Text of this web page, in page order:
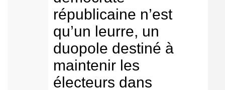
républicaine n’est
qu’un leurre, un
duopole destiné à
maintenir les
électeurs dans